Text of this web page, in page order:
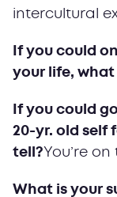
intercultural
If you could
your life, what
If you could
20-yr. old self
tell?You’re
What is your